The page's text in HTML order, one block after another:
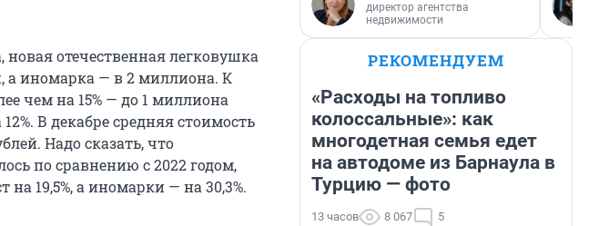
отечественная легковушка
а иномарка — в 2 миллиона. К
чем на 15% — до 1 миллиона
В декабре средняя стоимость
Надо сказать, что
по сравнению с 2022 годом,
19,5%, а иномарки — на 30,3%.
директор агентства
недвижимости
РЕКОМЕНДУЕМ
«Расходы на топливо
колоссальные»: как
многодетная семья едет
на автодоме из Барнаула в
Турцию — фото
13 часов 8 067 5